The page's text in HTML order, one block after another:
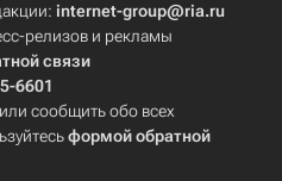
internet-group@ria.ru
релизов и рекламы
связи
6601
сообщить обо всех
формой обратной